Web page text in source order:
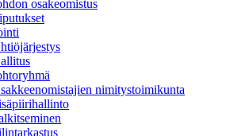
osakeomistus
nimitystoimikunta